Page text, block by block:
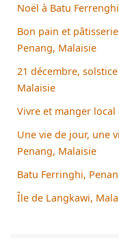
Noël à Batu
Bon pain et
Penang, Malaisie
21 décembre,
Malaisie
Vivre et manger
Une vie de jour, une
Penang, Malaisie
Batu Ferringhi,
Île de Langkawi,